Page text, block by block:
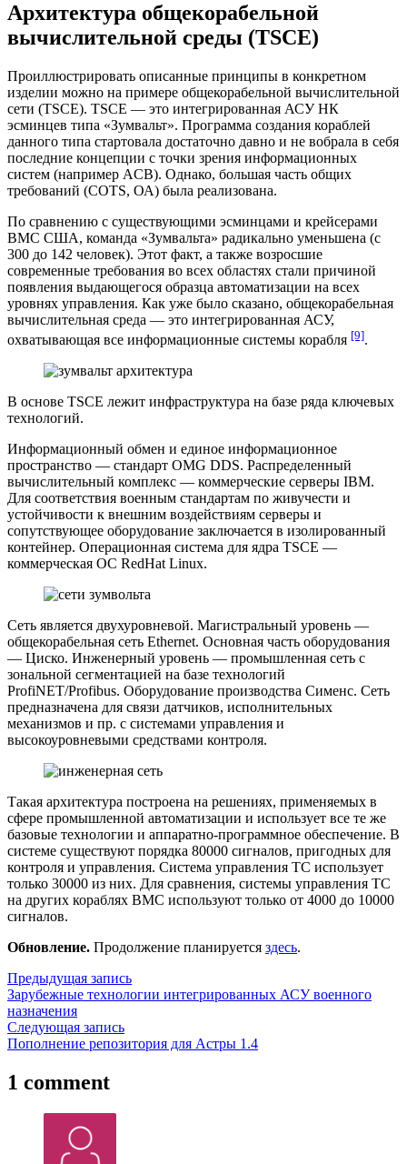
Архитектура общекорабельной
вычислительной среды (TSCE)
Проиллюстрировать описанные принципы в конкретном
изделии можно на примере общекорабельной вычислительной
сети (TSCE). TSCE — это интегрированная АСУ НК
эсминцев типа «Зумвальт». Программа создания кораблей
данного типа стартовала достаточно давно и не вобрала в себя
последние концепции с точки зрения информационных
систем (например ACB). Однако, большая часть общих
требований (COTS, ОА) была реализована.
По сравнению с существующими эсминцами и крейсерами
ВМС США, команда «Зумвальта» радикально уменьшена (с
300 до 142 человек). Этот факт, а также возросшие
современные требования во всех областях стали причиной
появления выдающегося образца автоматизации на всех
уровнях управления. Как уже было сказано, общекорабельная
вычислительная среда — это интегрированная АСУ,
охватывающая все информационные системы корабля [9].
В основе TSCE лежит инфраструктура на базе ряда ключевых
технологий.
Информационный обмен и единое информационное
пространство — стандарт OMG DDS. Распределенный
вычислительный комплекс — коммерческие серверы IBM.
Для соответствия военным стандартам по живучести и
устойчивости к внешним воздействиям серверы и
сопутствующее оборудование заключается в изолированный
контейнер. Операционная система для ядра TSCE —
коммерческая ОС RedHat Linux.
Сеть является двухуровневой. Магистральный уровень —
общекорабельная сеть Ethernet. Основная часть оборудования
— Циско. Инженерный уровень — промышленная сеть с
зональной сегментацией на базе технологий
ProfiNET/Profibus. Оборудование производства Сименс. Сеть
предназначена для связи датчиков, исполнительных
механизмов и пр. с системами управления и
высокоуровневыми средствами контроля.
Такая архитектура построена на решениях, применяемых в
сфере промышленной автоматизации и использует все те же
базовые технологии и аппаратно-программное обеспечение. В
системе существуют порядка 80000 сигналов, пригодных для
контроля и управления. Система управления ТС использует
только 30000 из них. Для сравнения, системы управления ТС
на других кораблях ВМС используют только от 4000 до 10000
сигналов.
Обновление. Продолжение планируется здесь.
Навигация
по
записям
Предыдущая записьПредыдущая
запись:
Зарубежные технологии интегрированных АСУ военного
назначения
Следующая записьСледующая
запись:
Пополнение репозитория для Астры 1.4
1 comment